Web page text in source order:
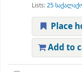
Lists:25
Place
Add to